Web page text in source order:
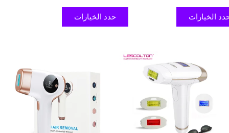
الخيارات حدد الخيارات